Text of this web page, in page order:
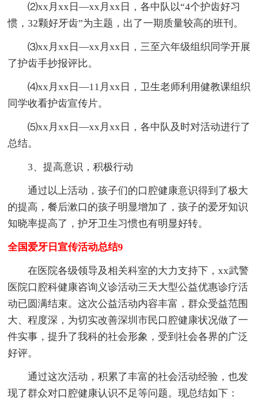
⑵xx月xx日—xx月xx日，各中队以“4个护齿好习
惯，32颗好牙齿”为主题，出了一期质量较高的班刊。
⑶xx月xx日—xx月xx日，三至六年级组织同学开展
了护齿手抄报评比。
⑷xx月xx日—11月xx日，卫生老师利用健教课组织
同学收看护齿宣传片。
⑸xx月xx日—xx月xx日，各中队及时对活动进行了
总结。
3、提高意识，积极行动
通过以上活动，孩子们的口腔健康意识得到了极大
的提高，餐后漱口的孩子明显增加了，孩子的爱牙知识
知晓率提高了，护牙卫生习惯也有明显好转。
全国爱牙日宣传活动总结9
在医院各级领导及相关科室的大力支持下，xx武警
医院口腔科健康咨询义诊活动三天大型公益优惠诊疗活
动已圆满结束。这次公益活动内容丰富，群众受益范围
大、程度深，为切实改善深圳市民口腔健康状况做了一
件实事，提升了我科的社会形象，受到社会各界的广泛
好评。
通过这次活动，积累了丰富的社会活动经验，也发
现了群众对口腔健康认识不足等问题。现总结如下：